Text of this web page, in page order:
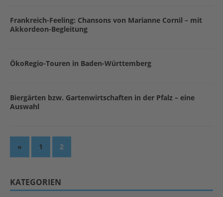
Frankreich-Feeling: Chansons von Marianne Cornil – mit
Akkordeon-Begleitung
ÖkoRegio-Touren in Baden-Württemberg
Biergärten bzw. Gartenwirtschaften in der Pfalz – eine
Auswahl
« 1 2
KATEGORIEN